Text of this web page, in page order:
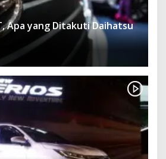
Apa yang Ditakuti Daihatsu